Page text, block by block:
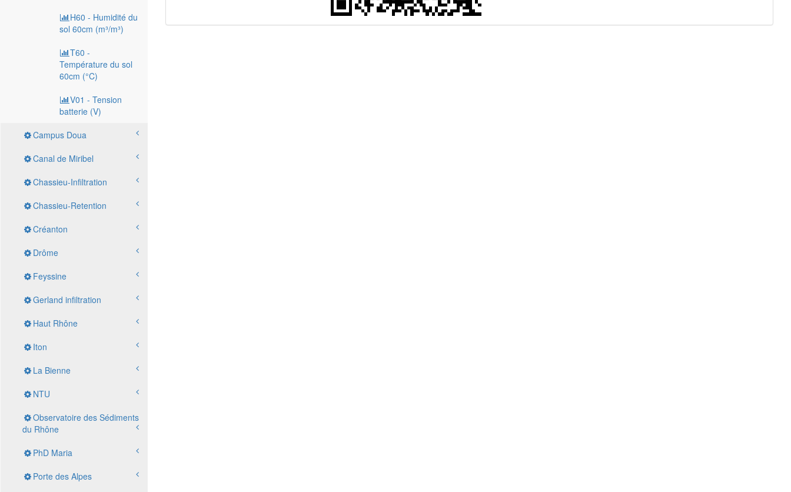
H60 - Humidité du
sol 60cm (m³/m³)
T60 -
Température du sol
60cm (°C)
V01 - Tension
batterie (V)
Campus Doua
Canal de Miribel
Chassieu-Infiltration
Chassieu-Retention
Créanton
Drôme
Feyssine
Gerland infiltration
Haut Rhône
Iton
La Bienne
NTU
Observatoire des Sédiments
du Rhône
PhD Maria
Porte des Alpes